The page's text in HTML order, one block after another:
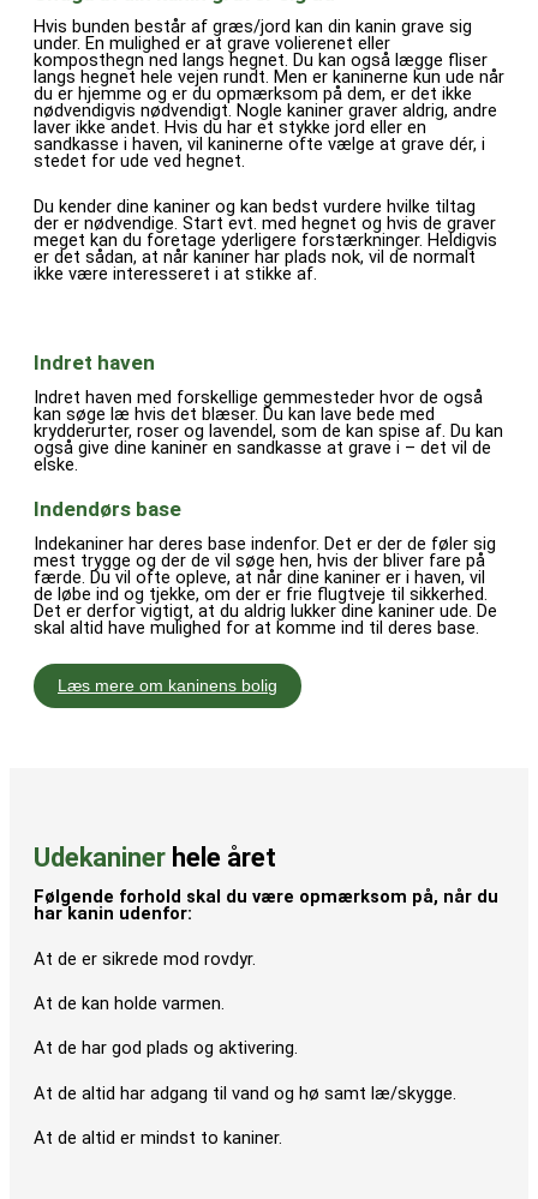
Hvis bunden består af græs/jord kan din kanin grave sig
under. En mulighed er at grave volierenet eller
komposthegn ned langs hegnet. Du kan også lægge fliser
langs hegnet hele vejen rundt. Men er kaninerne kun ude når
du er hjemme og er du opmærksom på dem, er det ikke
nødvendigvis nødvendigt. Nogle kaniner graver aldrig, andre
laver ikke andet. Hvis du har et stykke jord eller en
sandkasse i haven, vil kaninerne ofte vælge at grave dér, i
stedet for ude ved hegnet.
Du kender dine kaniner og kan bedst vurdere hvilke tiltag
der er nødvendige. Start evt. med hegnet og hvis de graver
meget kan du foretage yderligere forstærkninger. Heldigvis
er det sådan, at når kaniner har plads nok, vil de normalt
ikke være interesseret i at stikke af.
Indret haven
Indret haven med forskellige gemmesteder hvor de også
kan søge læ hvis det blæser. Du kan lave bede med
krydderurter, roser og lavendel, som de kan spise af. Du kan
også give dine kaniner en sandkasse at grave i – det vil de
elske.
Indendørs base
Indekaniner har deres base indenfor. Det er der de føler sig
mest trygge og der de vil søge hen, hvis der bliver fare på
færde. Du vil ofte opleve, at når dine kaniner er i haven, vil
de løbe ind og tjekke, om der er frie flugtveje til sikkerhed.
Det er derfor vigtigt, at du aldrig lukker dine kaniner ude. De
skal altid have mulighed for at komme ind til deres base.
Læs mere om kaninens bolig
Udekaniner hele året
Følgende forhold skal du være opmærksom på, når du
har kanin udenfor:
At de er sikrede mod rovdyr.
At de kan holde varmen.
At de har god plads og aktivering.
At de altid har adgang til vand og hø samt læ/skygge.
At de altid er mindst to kaniner.